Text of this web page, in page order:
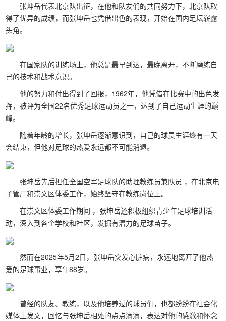
张坤岳代表北京队出征，在他和队友们的共同努力下，北京队取
得了优异的成绩，而张坤岳也凭借出色的表现，开始在国内足坛崭露
头角。
在国家队的训练场上，他总是最早到达，最晚离开，不断磨练自
己的技术和战术意识。
他的努力和付出得到了回报，1962年，他凭借在比赛中的出色发
挥，被评为全国22名优秀足球运动员之一，达到了自己运动生涯的巅
峰。
随着年龄的增长，张坤岳逐渐意识到，自己的球员生涯终有一天
会结束，但他对足球的热爱永远都不可能消退。
张坤岳先后担任全国空军足球队的助理教练员兼队员 ，在北京电
子管厂和崇文区体委工作，始终坚守在教练岗位上。
在崇文区体委工作期间 ，张坤岳还积极组织青少年足球培训活
动，深入到各个学校和社区，发掘有潜力的足球苗子。
然而在2025年5月2日，张坤岳突发心脏病，永远地离开了他热
爱的足球事业，享年88岁。
曾经的队友、教练，以及他培养过的球员们，也都纷纷在社会化
媒体上发文，回忆与张坤岳相处的点点滴滴，表达对他的感激和怀念